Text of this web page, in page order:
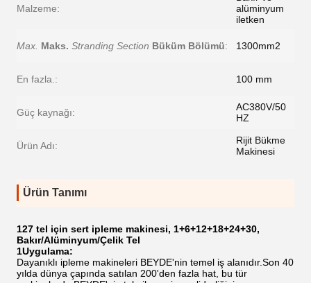
Malzeme:
alüminyum
iletken
Max. Maks. Stranding Section Büküm Bölümü: 1300mm2
En fazla.: 100 mm
Güç kaynağı:
AC380V/50
HZ
Ürün Adı:
Rijit Bükme
Makinesi
Ürün Tanımı
127 tel için sert ipleme makinesi, 1+6+12+18+24+30,
Bakır/Alüminyum/Çelik Tel
1Uygulama:
Dayanıklı ipleme makineleri BEYDE'nin temel iş alanıdır.Son 40
yılda dünya çapında satılan 200'den fazla hat, bu tür